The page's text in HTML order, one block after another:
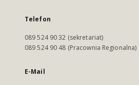
Telefon
089 524 90 32 (sekretariat)
089 524 90 48 (Pracownia Regionalna)
E-Mail